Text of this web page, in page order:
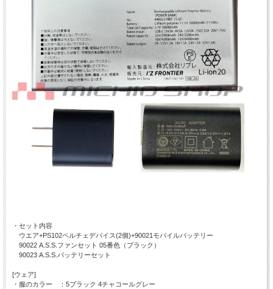
・セット内容
ウエア+PS102ペルチェデバイス(2個)+90021モバイルバッテリー
90022 A.S.S.ファンセット 05番色（ブラック）
90023 A.S.S.バッテリーセット
[ウェア]
・服のカラー ：5ブラック 4チャコールグレー